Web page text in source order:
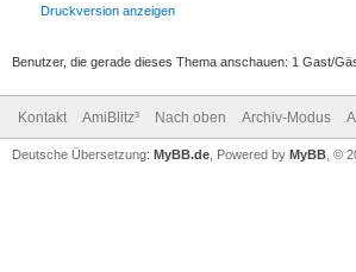
order, lies
lair. Allied
ttext$+" his
that
Druckversion anzeigen
Benutzer, die gerade dieses Thema anschauen: 1 Gast/
Kontakt AmiBlitz³ Nach oben Archiv-Modus
Deutsche Übersetzung: MyBB.de , Powered by MyBB , ©